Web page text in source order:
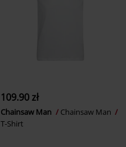
109.90 zł
Chainsaw Man
Chainsaw Man
T-Shirt